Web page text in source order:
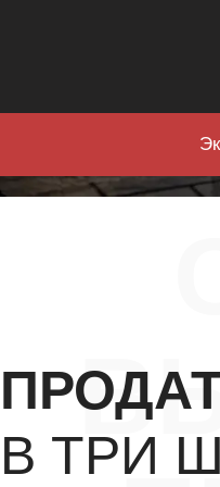
В ТРИ